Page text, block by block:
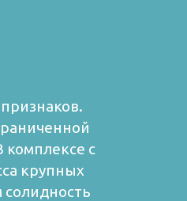
комплексе с
крупных